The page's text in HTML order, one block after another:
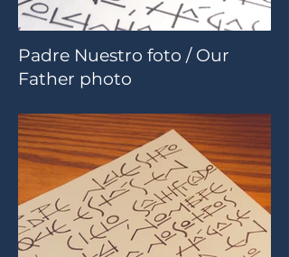
Padre Nuestro foto / Our
Father photo